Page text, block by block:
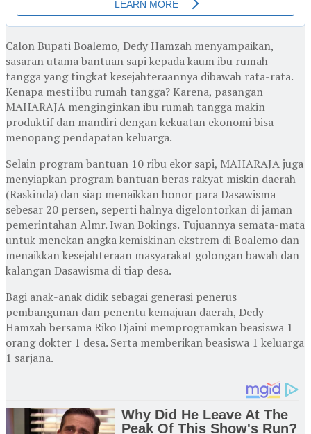
Calon Bupati Boalemo, Dedy Hamzah menyampaikan,
sasaran utama bantuan sapi kepada kaum ibu rumah
tangga yang tingkat kesejahteraannya dibawah rata-rata.
Kenapa mesti ibu rumah tangga? Karena, pasangan
MAHARAJA menginginkan ibu rumah tangga makin
produktif dan mandiri dengan kekuatan ekonomi bisa
menopang pendapatan keluarga.
Selain program bantuan 10 ribu ekor sapi, MAHARAJA juga
menyiapkan program bantuan beras rakyat miskin daerah
(Raskinda) dan siap menaikkan honor para Dasawisma
sebesar 20 persen, seperti halnya digelontorkan di jaman
pemerintahan Almr. Iwan Bokings. Tujuannya semata-mata
untuk menekan angka kemiskinan ekstrem di Boalemo dan
menaikkan kesejahteraan masyarakat golongan bawah dan
kalangan Dasawisma di tiap desa.
Bagi anak-anak didik sebagai generasi penerus
pembangunan dan penentu kemajuan daerah, Dedy
Hamzah bersama Riko Djaini memprogramkan beasiswa 1
orang dokter 1 desa. Serta memberikan beasiswa 1 keluarga
1 sarjana.